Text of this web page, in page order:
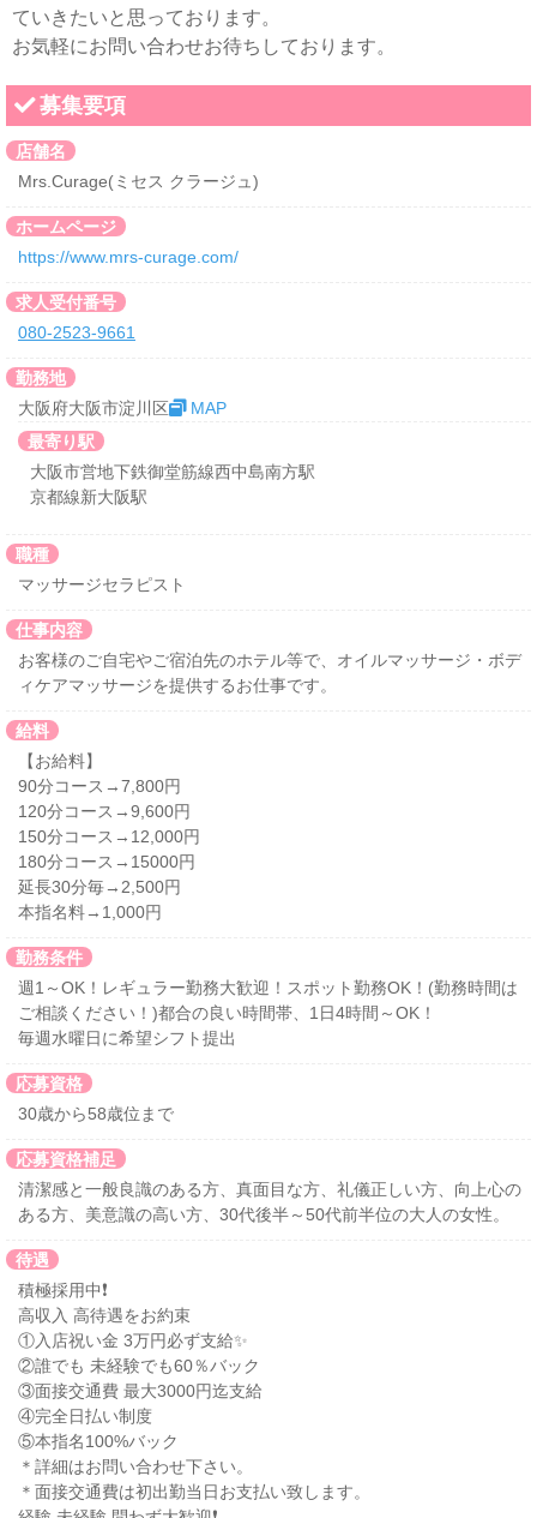
ていきたいと思っております。
お気軽にお問い合わせお待ちしております。
募集要項
店舗名
Mrs.Curage(ミセス クラージュ)
ホームページ
https://www.mrs-curage.com/
求人受付番号
080-2523-9661
勤務地
大阪府大阪市淀川区
MAP
最寄り駅
大阪市営地下鉄御堂筋線西中島南方駅
京都線新大阪駅
職種
マッサージセラピスト
仕事内容
お客様のご自宅やご宿泊先のホテル等で、オイルマッサージ・ボデ
ィケアマッサージを提供するお仕事です。
給料
【お給料】
90分コース→7,800円
120分コース→9,600円
150分コース→12,000円
180分コース→15000円
延長30分毎→2,500円
本指名料→1,000円
勤務条件
週1～OK！レギュラー勤務大歓迎！スポット勤務OK！(勤務時間は
ご相談ください！)都合の良い時間帯、1日4時間～OK！
毎週水曜日に希望シフト提出
応募資格
30歳から58歳位まで
応募資格補足
清潔感と一般良識のある方、真面目な方、礼儀正しい方、向上心の
ある方、美意識の高い方、30代後半～50代前半位の大人の女性。
待遇
積極採用中❗
高収入 高待遇をお約束
①入店祝い金 3万円必ず支給✨
②誰でも 未経験でも60％バック
③面接交通費 最大3000円迄支給
④完全日払い制度
⑤本指名100%バック
＊詳細はお問い合わせ下さい。
＊面接交通費は初出勤当日お支払い致します。